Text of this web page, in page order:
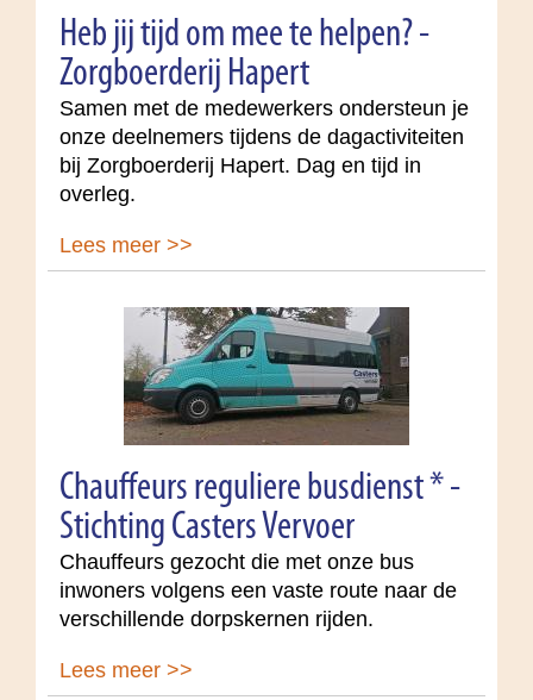
Heb jij tijd om mee te helpen? -
Zorgboerderij Hapert
Samen met de medewerkers ondersteun je
onze deelnemers tijdens de dagactiviteiten
bij Zorgboerderij Hapert. Dag en tijd in
overleg.
Lees meer >>
Chauffeurs reguliere busdienst * -
Stichting Casters Vervoer
Chauffeurs gezocht die met onze bus
inwoners volgens een vaste route naar de
verschillende dorpskernen rijden.
Lees meer >>